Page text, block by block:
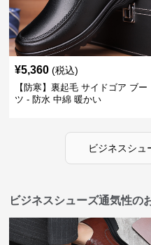
¥5,360 (税込)
【防寒】裏起毛 サイドゴア ブー
ツ - 防水 中綿 暖かい
ビジネスシュ
ビジネスシューズ通気性の